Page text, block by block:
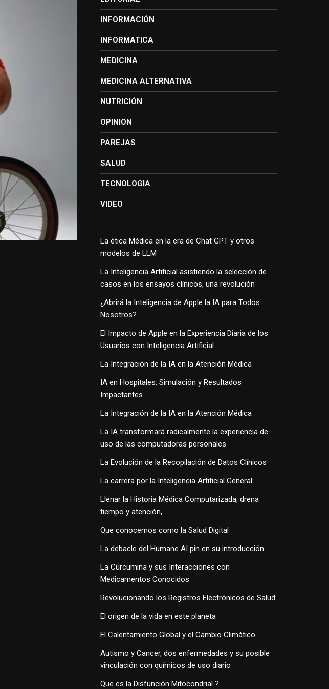
INFORMACIÓN
INFORMATICA
MEDICINA
MEDICINA ALTERNATIVA
NUTRICIÓN
OPINION
PAREJAS
SALUD
TECNOLOGIA
VIDEO
La ética Médica en la era de Chat GPT y otros
modelos de LLM
La Inteligencia Artificial asistiendo la selección de
casos en los ensayos clínicos, una revolución
¿Abrirá la Inteligencia de Apple la IA para Todos
Nosotros?
El Impacto de Apple en la Experiencia Diaria de los
Usuarios con Inteligencia Artificial
La Integración de la IA en la Atención Médica
IA en Hospitales: Simulación y Resultados
Impactantes
La Integración de la IA en la Atención Médica
La IA transformará radicalmente la experiencia de
uso de las computadoras personales
La Evolución de la Recopilación de Datos Clínicos
La carrera por la Inteligencia Artificial General:
Llenar la Historia Médica Computarizada, drena
tiempo y atención,
Que conocemos como la Salud Digital
La debacle del Humane AI pin en su introducción
La Curcumina y sus Interacciones con
Medicamentos Conocidos
Revolucionando los Registros Electrónicos de Salud:
El origen de la vida en este planeta
El Calentamiento Global y el Cambio Climático
Autismo y Cancer, dos enfermedades y su posible
vinculación con químicos de uso diario
Que es la Disfunción Mitocondrial ?